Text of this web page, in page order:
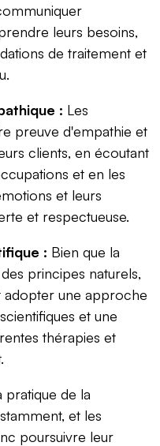
leurs besoins,
de traitement et
: Les
preuve d'empathie et
clients, en écoutant
et en les
et leurs
et respectueuse.
: Bien que la
principes naturels,
adopter une approche
et une
thérapies et
pratique de la
et les
poursuivre leur